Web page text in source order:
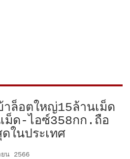
ล็อตใหญ่15ล้านเม็ด
ม็ด-ไอซ์358กก.ถือ
ในประเทศ
น 2566